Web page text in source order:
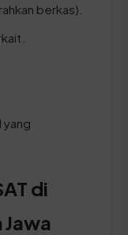
berkas).
yang
di